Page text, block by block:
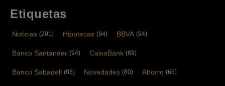
Etiquetas
Noticias (291) Hipotecas (94) BBVA (94)
Banco Santander (94) CaixaBank (89)
Banco Sabadell (86) Novedades (80) Ahorro (65)